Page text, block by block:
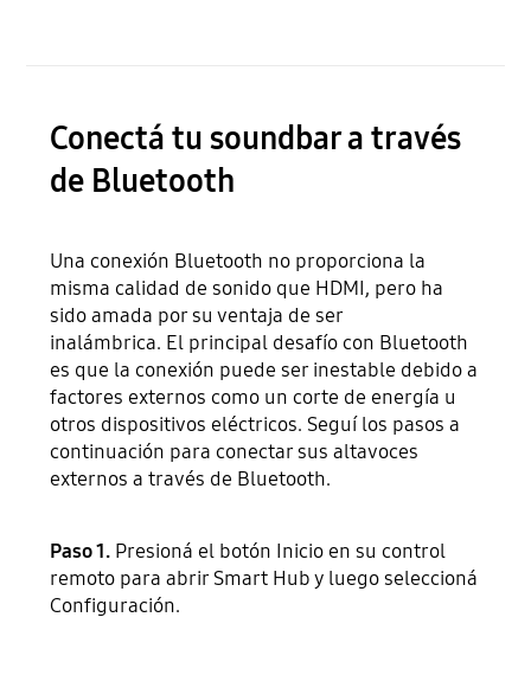
Conectá tu soundbar a través
de Bluetooth
Una conexión Bluetooth no proporciona la
misma calidad de sonido que HDMI, pero ha
sido amada por su ventaja de ser
inalámbrica. El principal desafío con Bluetooth
es que la conexión puede ser inestable debido a
factores externos como un corte de energía u
otros dispositivos eléctricos. Seguí los pasos a
continuación para conectar sus altavoces
externos a través de Bluetooth.
Paso 1. Presioná el botón Inicio en su control
remoto para abrir Smart Hub y luego seleccioná
Configuración.